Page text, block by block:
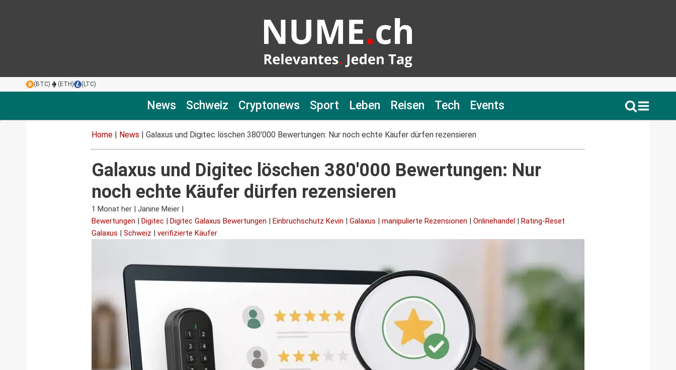
(BTC) (ETH) (LTC)
News Schweiz Cryptonews Sport Leben Reisen Tech Events
Home | News | Galaxus und Digitec löschen 380'000 Bewertungen: Nur noch echte Käufer dürfen rezensieren
Galaxus und Digitec löschen 380'000 Bewertungen: Nur
noch echte Käufer dürfen rezensieren
1 Monat her | Janine Meier |
Bewertungen | Digitec | Digitec Galaxus Bewertungen | Einbruchschutz Kevin | Galaxus | manipulierte Rezensionen | Onlinehandel | Rating-Reset
Galaxus | Schweiz | verifizierte Käufer